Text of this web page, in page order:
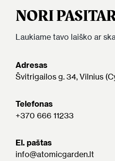
NORI
Laukiame tavo laiško ar
Adresas
Švitrigailos g. 34, Vilnius
Telefonas
+370 666 11233
El. paštas
info@atomicgarden.lt